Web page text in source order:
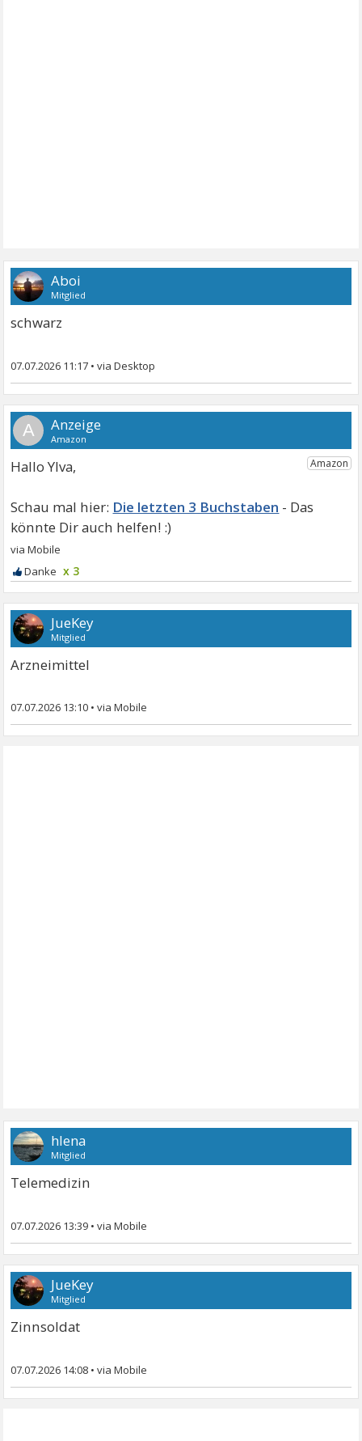
Aboi
Mitglied
schwarz
07.07.2026 11:17 •
A
Hallo Ylva,
Die letzten 3 Buchstaben
x 3
JueKey
Mitglied
Arzneimittel
07.07.2026 13:10 •
hlena
Mitglied
Telemedizin
07.07.2026 13:39 •
JueKey
Mitglied
Zinnsoldat
07.07.2026 14:08 •